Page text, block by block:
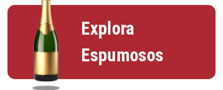
Explora
Espumosos